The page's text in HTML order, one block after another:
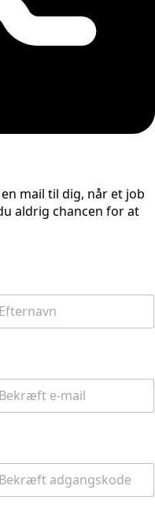
mail til dig, når et job
aldrig chancen for at